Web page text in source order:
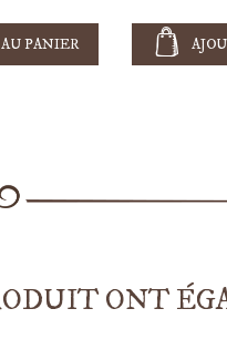
PANIER
ONT